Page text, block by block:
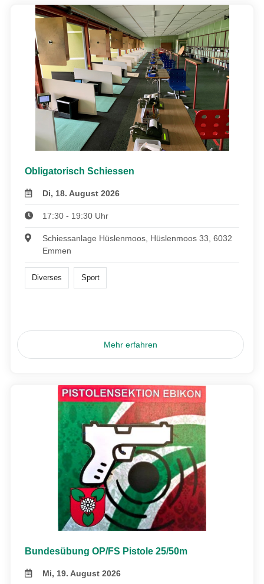
Obligatorisch Schiessen
Di, 18. August 2026
17:30 - 19:30 Uhr
Schiessanlage Hüslenmoos, Hüslenmoos 33, 6032
Emmen
Diverses Sport
Mehr erfahren
Bundesübung OP/FS Pistole 25/50m
Mi, 19. August 2026